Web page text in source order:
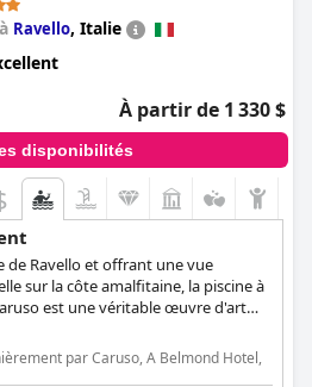
Ravello, Italie
À partir de 1 330 $
disponibilités
de Ravello et offrant une vue
sur la côte amalfitaine, la piscine à
est une véritable œuvre d'art
par Caruso, A Belmond Hotel,